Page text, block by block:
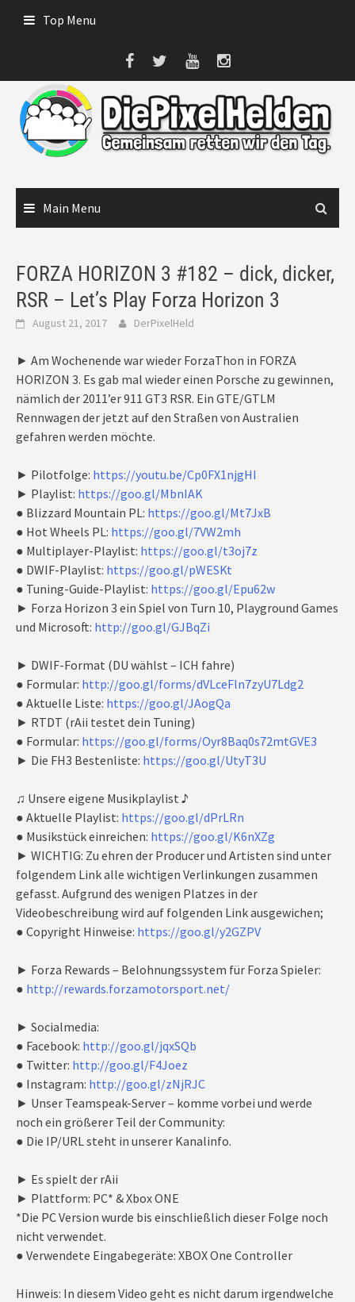
Top Menu
Main Menu
FORZA HORIZON 3 #182 – dick, dicker,
RSR – Let’s Play Forza Horizon 3
August 21, 2017 DerPixelHeld
► Am Wochenende war wieder ForzaThon in FORZA
HORIZON 3. Es gab mal wieder einen Porsche zu gewinnen,
nämlich der 2011’er 911 GT3 RSR. Ein GTE/GTLM
Rennwagen der jetzt auf den Straßen von Australien
gefahren werden möchte.
► Pilotfolge: https://youtu.be/Cp0FX1njgHI
► Playlist: https://goo.gl/MbnIAK
● Blizzard Mountain PL: https://goo.gl/Mt7JxB
● Hot Wheels PL: https://goo.gl/7VW2mh
● Multiplayer-Playlist: https://goo.gl/t3oj7z
● DWIF-Playlist: https://goo.gl/pWESKt
● Tuning-Guide-Playlist: https://goo.gl/Epu62w
► Forza Horizon 3 ein Spiel von Turn 10, Playground Games
und Microsoft: http://goo.gl/GJBqZi
► DWIF-Format (DU wählst – ICH fahre)
● Formular: http://goo.gl/forms/dVLceFln7zyU7Ldg2
● Aktuelle Liste: https://goo.gl/JAogQa
► RTDT (rAii testet dein Tuning)
● Formular: https://goo.gl/forms/Oyr8Baq0s72mtGVE3
► Die FH3 Bestenliste: https://goo.gl/UtyT3U
♫ Unsere eigene Musikplaylist ♪
● Aktuelle Playlist: https://goo.gl/dPrLRn
● Musikstück einreichen: https://goo.gl/K6nXZg
► WICHTIG: Zu ehren der Producer und Artisten sind unter
folgendem Link alle wichtigen Verlinkungen zusammen
gefasst. Aufgrund des wenigen Platzes in der
Videobeschreibung wird auf folgenden Link ausgewichen;
● Copyright Hinweise: https://goo.gl/y2GZPV
► Forza Rewards – Belohnungssystem für Forza Spieler:
● http://rewards.forzamotorsport.net/
► Socialmedia:
● Facebook: http://goo.gl/jqxSQb
● Twitter: http://goo.gl/F4Joez
● Instagram: http://goo.gl/zNjRJC
► Unser Teamspeak-Server – komme vorbei und werde
noch ein größerer Teil der Community:
● Die IP/URL steht in unserer Kanalinfo.
► Es spielt der rAii
► Plattform: PC* & Xbox ONE
*Die PC Version wurde bis einschließlich dieser Folge noch
nicht verwendet.
● Verwendete Eingabegeräte: XBOX One Controller
Hinweis: In diesem Video geht es nicht darum irgendwelche